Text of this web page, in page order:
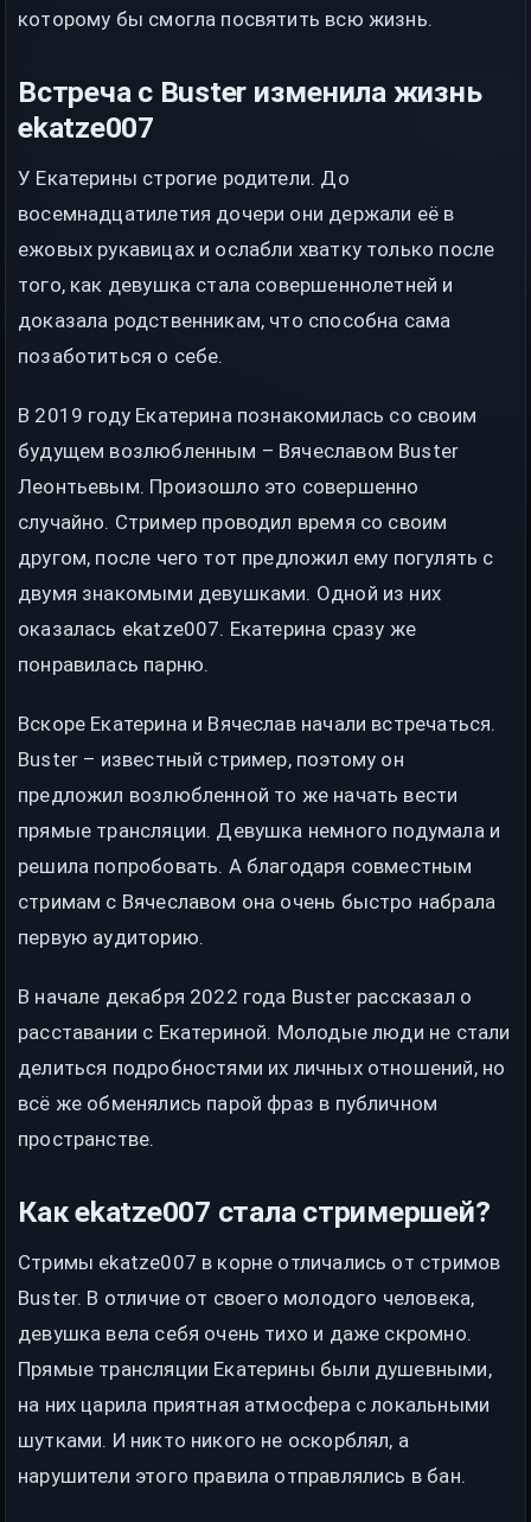
которому бы смогла посвятить всю жизнь.
Встреча с Buster изменила жизнь
ekatze007
У Екатерины строгие родители. До
восемнадцатилетия дочери они держали её в
ежовых рукавицах и ослабли хватку только после
того, как девушка стала совершеннолетней и
доказала родственникам, что способна сама
позаботиться о себе.
В 2019 году Екатерина познакомилась со своим
будущем возлюбленным – Вячеславом Buster
Леонтьевым. Произошло это совершенно
случайно. Стример проводил время со своим
другом, после чего тот предложил ему погулять с
двумя знакомыми девушками. Одной из них
оказалась ekatze007. Екатерина сразу же
понравилась парню.
Вскоре Екатерина и Вячеслав начали встречаться.
Buster – известный стример, поэтому он
предложил возлюбленной то же начать вести
прямые трансляции. Девушка немного подумала и
решила попробовать. А благодаря совместным
стримам с Вячеславом она очень быстро набрала
первую аудиторию.
В начале декабря 2022 года Buster рассказал о
расставании с Екатериной. Молодые люди не стали
делиться подробностями их личных отношений, но
всё же обменялись парой фраз в публичном
пространстве.
Как ekatze007 стала стримершей?
Стримы ekatze007 в корне отличались от стримов
Buster. В отличие от своего молодого человека,
девушка вела себя очень тихо и даже скромно.
Прямые трансляции Екатерины были душевными,
на них царила приятная атмосфера с локальными
шутками. И никто никого не оскорблял, а
нарушители этого правила отправлялись в бан.